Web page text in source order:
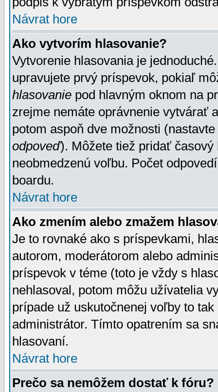
Návrat hore
Ako vytvorím hlasovanie?
Vytvorenie hlasovania je
upravujete prvý príspevok, pokiaľ
hlasovanie pod hlavným oknom na
zrejme nemáte oprávnenie vytvárať
potom aspoň dve možnosti
odpoveď). Môžete tiež pridať
neobmedzenú voľbu. Počet
boardu.
Návrat hore
Ako zmením alebo zmažem
Je to rovnaké ako s príspevkami,
autorom, moderátorom alebo
príspevok v téme (toto je vždy s
nehlasoval, potom môžu užívatelia
prípade už uskutočnenej voľby to
administrátor. Tímto opatrením sa
hlasovaní.
Návrat hore
Prečo sa nemôžem dostať k fóru?